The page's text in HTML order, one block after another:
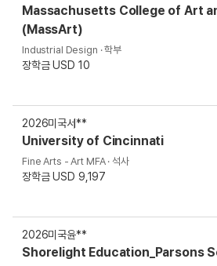
Massachusetts College of Art
(MassArt)
Industrial Design · 학부
장학금 USD 10
2026미국서**
University of Cincinnati
Fine Arts - Art MFA · 석사
장학금 USD 9,197
2026미국윤**
Shorelight Education_Parsons